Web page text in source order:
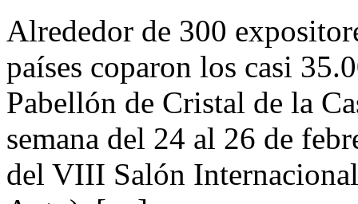
Alrededor de 300
países coparon los casi
Pabellón de Cristal de la
semana del 24 al 26 de
del VIII Salón